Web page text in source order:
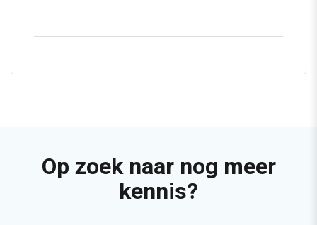
Op zoek naar nog meer
kennis?